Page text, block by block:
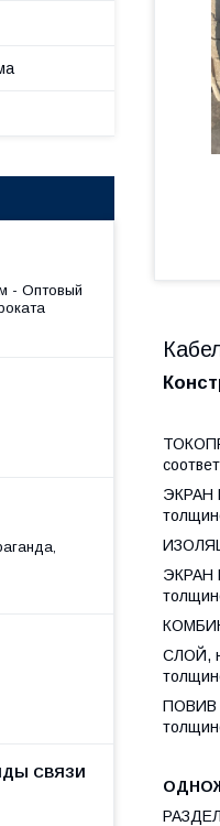
ЭКРАН
ЭКРАН
СЛОЙ,
ПОВИВ
- Оптовый